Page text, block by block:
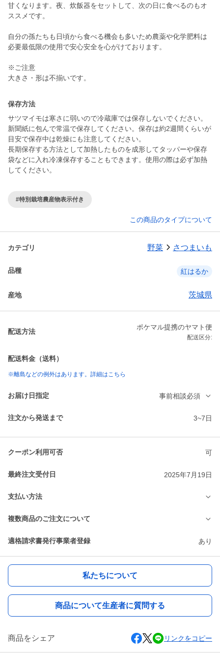
甘くなります。夜、炊飯器をセットして、次の日に食べるのもオ
ススメです。
自分の孫たちも日頃から食べる機会も多いため農薬や化学肥料は
必要最低限の使用で安心安全を心がけております。
※ご注意
大きさ・形は不揃いです。
保存方法
サツマイモは寒さに弱いので冷蔵庫では保存しないでください。
新聞紙に包んで常温で保存してください。保存は約2週間くらいが
目安で保存中は乾燥にも注意してください。
長期保存する方法として加熱したものを成形してタッパーや保存
袋などに入れ冷凍保存することもできます。使用の際は必ず加熱
してください。
#特別栽培農産物表示付き
この商品のタイプについて
カテゴリ 野菜 さつまいも
品種 紅はるか
産地 茨城県
配送方法
ポケマル提携のヤマト便
配送区分:
配送料金（送料）
※離島などの例外はあります。詳細はこちら
お届け日指定 事前相談必須
注文から発送まで 3~7日
クーポン利用可否 可
最終注文受付日 2025年7月19日
支払い方法
複数商品のご注文について
適格請求書発行事業者登録 あり
私たちについて
商品について生産者に質問する
商品をシェア リンクをコピー